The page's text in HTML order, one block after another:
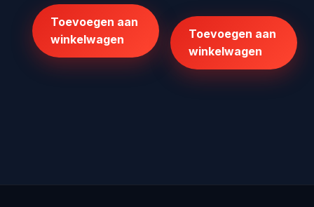
€152,19.€99,99.
Toevoegen aan
winkelwagen
€100,00.
Toevoegen aan
winkelwagen